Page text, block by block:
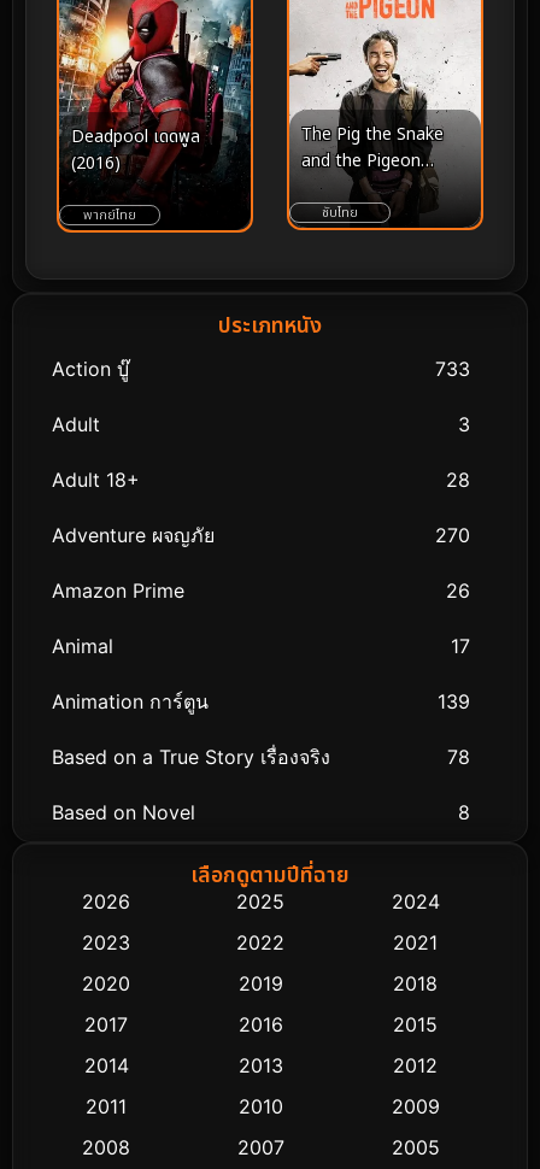
Deadpool เดดพูล
(2016)
พากย์ไทย
The Pig the Snake
and the Pigeon
(2023) ชั่ว เลว เหี้ยม
ซับไทย
ประเภทหนัง
Action บู๊ 733
Adult 3
Adult 18+ 28
Adventure ผจญภัย 270
Amazon Prime 26
Animal 17
Animation การ์ตูน 139
Based on a True Story เรื่องจริง 78
Based on Novel 8
Biography ชีวิตจริง
Classic หนังคลาสสิก
Comedy ตลก 428
Crime อาชญากรรม 503
เลือกดูตามปีที่ฉาย
2026 2025
2024
2023
2022
2021
2020
2019
2018
2017
2016
2015
2014
2013
2012
2011
2010
2009
2008
2007
2005